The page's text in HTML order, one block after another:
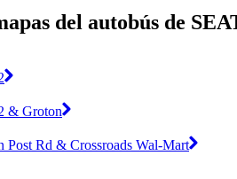
del autobús de
& Groton
Rd & Crossroads Wal-Mart